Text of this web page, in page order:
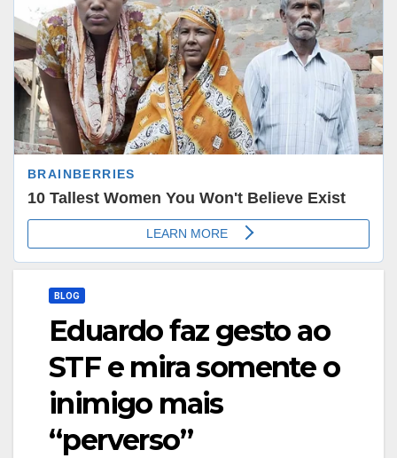
BLOG
Eduardo faz gesto ao
STF e mira somente o
inimigo mais
“perverso”